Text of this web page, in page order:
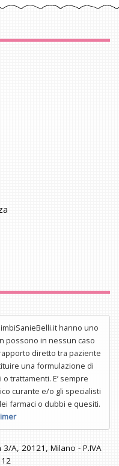
hanno uno
possono in nessun caso
diretto tra paziente
una formulazione di
trattamenti. E’ sempre
curante e/o gli specialisti
farmaci o dubbi e quesiti.
3/A, 20121, Milano - P.IVA